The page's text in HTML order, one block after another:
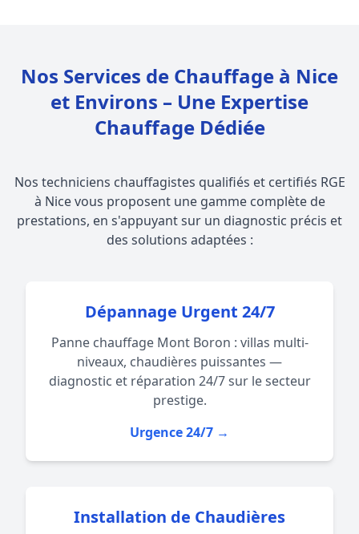
Nos Services de Chauffage à Nice
et Environs – Une Expertise
Chauffage Dédiée
Nos techniciens chauffagistes qualifiés et certifiés RGE
à Nice vous proposent une gamme complète de
prestations, en s'appuyant sur un diagnostic précis et
des solutions adaptées :
Dépannage Urgent 24/7
Panne chauffage Mont Boron : villas multi-
niveaux, chaudières puissantes —
diagnostic et réparation 24/7 sur le secteur
prestige.
Urgence 24/7 →
Installation de Chaudières